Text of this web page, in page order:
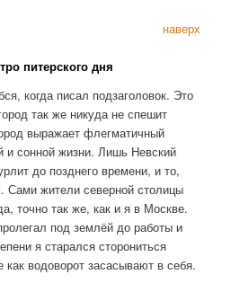
наверх
питерского дня
когда писал подзаголовок. Это
так же никуда не спешит
выражает флегматичный
и сонной жизни. Лишь Невский
до позднего времени, и то,
Сами жители северной столицы
точно так же, как и я в Москве.
под землёй до работы и
я старался сторониться
как водоворот засасывают в себя.